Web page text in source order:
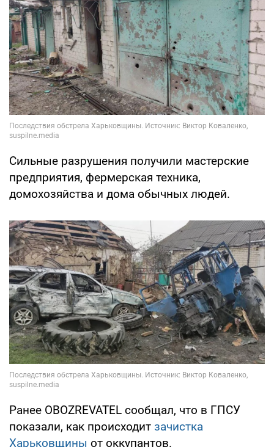
Сильные разрушения получили мастерские
предприятия, фермерская техника,
домохозяйства и дома обычных людей.
Ранее OBOZREVATEL сообщал, что в ГПСУ
показали, как происходит зачистка
Харьковщины от оккупантов.